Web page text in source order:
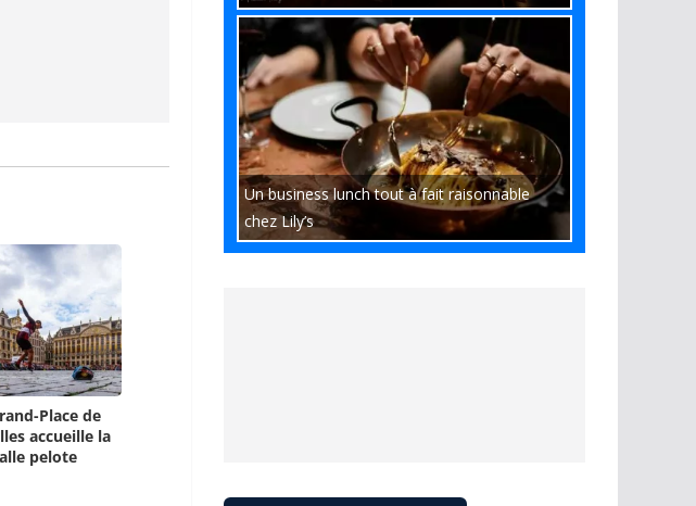
Place de
accueille la
pelote
Un business lunch tout à fait raisonnable
chez Lily’s